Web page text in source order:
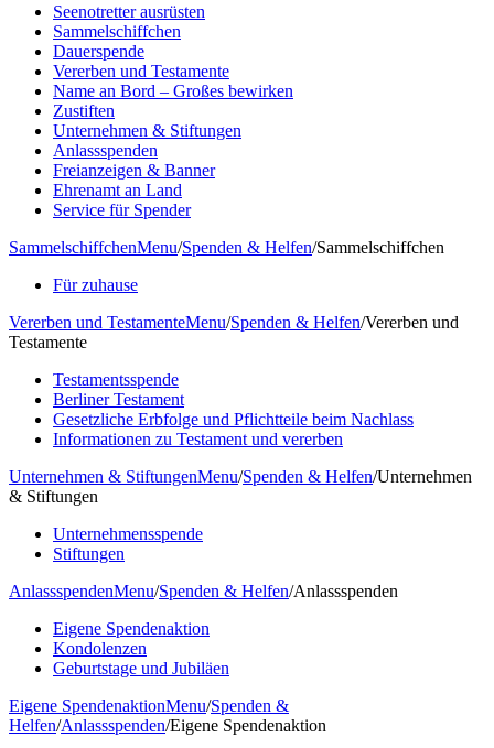
Seenotretter ausrüsten
Sammelschiffchen
Dauerspende
Vererben und Testamente
Name an Bord – Großes bewirken
Zustiften
Unternehmen & Stiftungen
Anlassspenden
Freianzeigen & Banner
Ehrenamt an Land
Service für Spender
SammelschiffchenMenu/Spenden & Helfen/Sammelschiffchen
Für zuhause
Vererben und TestamenteMenu/Spenden & Helfen/Vererben und
Testamente
Testamentsspende
Berliner Testament
Gesetzliche Erbfolge und Pflichtteile beim Nachlass
Informationen zu Testament und vererben
Unternehmen & StiftungenMenu/Spenden & Helfen/Unternehmen
& Stiftungen
Unternehmensspende
Stiftungen
AnlassspendenMenu/Spenden & Helfen/Anlassspenden
Eigene Spendenaktion
Kondolenzen
Geburtstage und Jubiläen
Eigene SpendenaktionMenu/Spenden &
Helfen/Anlassspenden/Eigene Spendenaktion